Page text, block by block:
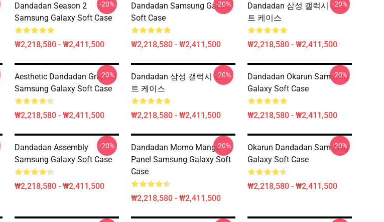
Dandadan Season 2
Samsung Galaxy Soft Case
₩2,218,580 - ₩2,411,500
-20%
Dandadan Samsung Galaxy
Soft Case
₩2,218,580 - ₩2,411,500
-20%
Dandadan 삼성 갤럭시 소프
트 케이스
₩2,218,580 - ₩2,411,500
-20%
Aesthetic Dandadan Graphic
Samsung Galaxy Soft Case
₩2,218,580 - ₩2,411,500
-20%
Dandadan 삼성 갤럭시 소프
트 케이스
₩2,218,580 - ₩2,411,500
-20%
Dandadan Okarun Samsung
Galaxy Soft Case
₩2,218,580 - ₩2,411,500
-20%
Dandadan Assembly
Samsung Galaxy Soft Case
₩2,218,580 - ₩2,411,500
-20%
Dandadan Momo Manga
Panel Samsung Galaxy Soft
Case
₩2,218,580 - ₩2,411,500
-20%
Okarun Dandadan Samsung
Galaxy Soft Case
₩2,218,580 - ₩2,411,500
-20%